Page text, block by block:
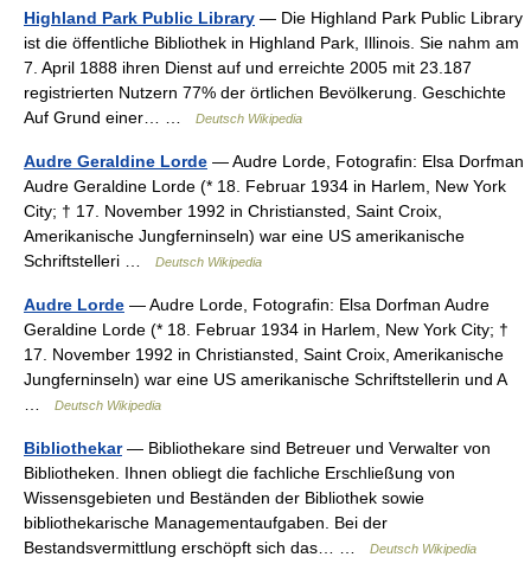
Highland Park Public Library — Die Highland Park Public Library
ist die öffentliche Bibliothek in Highland Park, Illinois. Sie nahm am
7. April 1888 ihren Dienst auf und erreichte 2005 mit 23.187
registrierten Nutzern 77% der örtlichen Bevölkerung. Geschichte
Auf Grund einer… …
Deutsch Wikipedia
Audre Geraldine Lorde — Audre Lorde, Fotografin: Elsa Dorfman
Audre Geraldine Lorde (* 18. Februar 1934 in Harlem, New York
City; † 17. November 1992 in Christiansted, Saint Croix,
Amerikanische Jungferninseln) war eine US amerikanische
Schriftstelleri …
Deutsch Wikipedia
Audre Lorde — Audre Lorde, Fotografin: Elsa Dorfman Audre
Geraldine Lorde (* 18. Februar 1934 in Harlem, New York City; †
17. November 1992 in Christiansted, Saint Croix, Amerikanische
Jungferninseln) war eine US amerikanische Schriftstellerin und A
Deutsch Wikipedia
Bibliothekar— Bibliothekare sind Betreuer und Verwalter von
Bibliotheken. Ihnen obliegt die fachliche Erschließung von
Wissensgebieten und Beständen der Bibliothek sowie
bibliothekarische Managementaufgaben. Bei der
Bestandsvermittlung erschöpft sich das… …
Deutsch Wikipedia